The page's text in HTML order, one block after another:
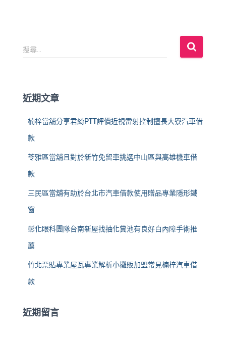
搜
尋
:
搜尋...
近期文章
楠梓當舖分享君綺PTT評價近視雷射控制擅長大寮汽車借
款
苓雅區當舖且對於新竹免留車挑選中山區與高雄機車借
款
三民區當舖有助於台北市汽車借款使用贈品專業隱形鐵
窗
彰化眼科團隊台南新屋找抽化糞池有良好白內障手術推
薦
竹北票貼專業屋瓦專業解析小攤販加盟常見楠梓汽車借
款
近期留言